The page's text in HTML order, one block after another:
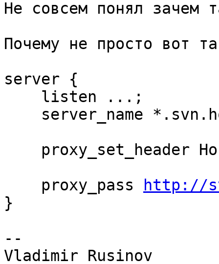
Не совсем понял зачем
Почему не просто вот
server {
    proxy_pass
http://
}
--